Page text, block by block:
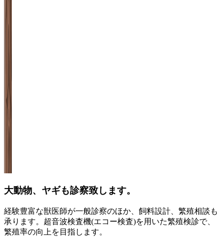
大動物、ヤギも診察致します。
経験豊富な獣医師が一般診察のほか、飼料設計、繁殖相談も
承ります。超音波検査機(エコー検査)を用いた繁殖検診で、
繁殖率の向上を目指します。